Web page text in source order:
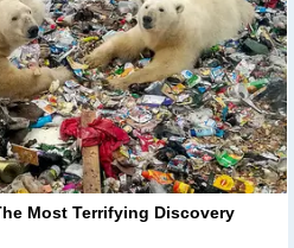
Most Terrifying Discovery